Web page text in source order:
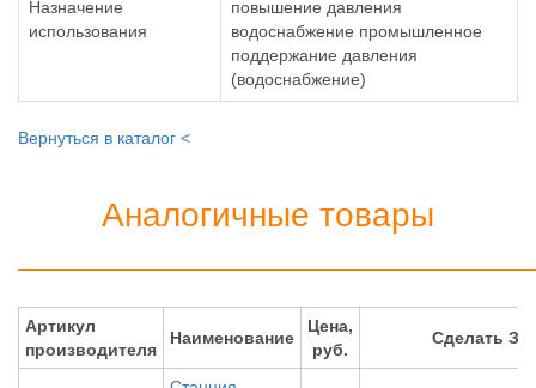
Назначение
использования
повышение давления
водоснабжение промышленное
поддержание давления
(водоснабжение)
Вернуться в каталог <
Аналогичные товары
Артикул
производителя
Наименование
Цена,
руб.
Сделать